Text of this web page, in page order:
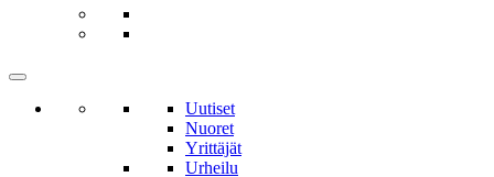
Uutiset
Nuoret
Yrittäjät
Urheilu